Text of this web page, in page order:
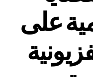
على